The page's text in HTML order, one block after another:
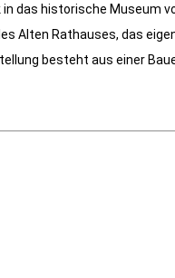
in das historische Museum
Alten Rathauses, das
besteht aus einer